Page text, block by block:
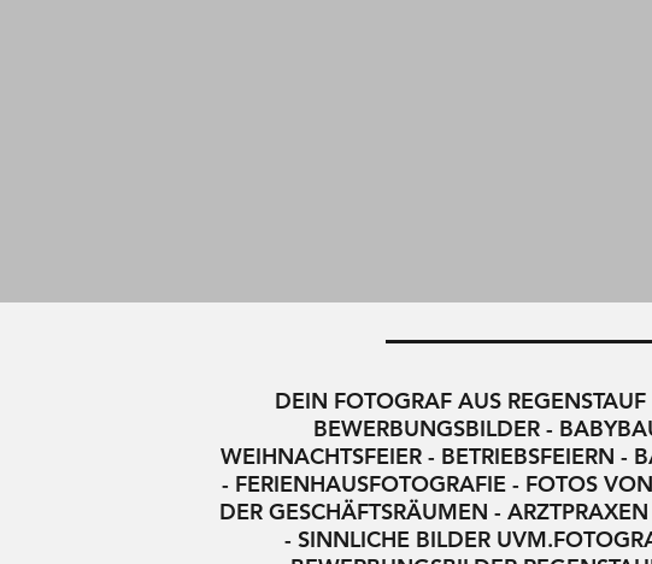
DEIN FOTOGRAF AUS
BEWERBUNGSBILDER -
WEIHNACHTSFEIER - BETRIEBSFEIERN
- FERIENHAUSFOTOGRAFIE - FOTOS
DER GESCHÄFTSRÄUMEN -
- SINNLICHE BILDER